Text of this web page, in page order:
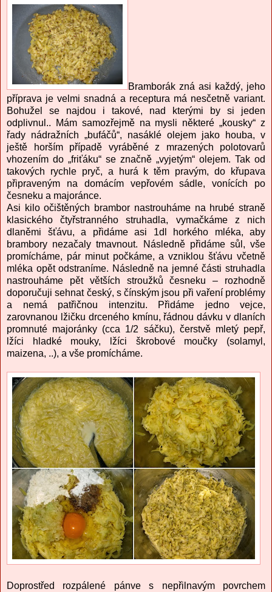
Bramborák zná asi každý, jeho
příprava je velmi snadná a receptura má nesčetně variant.
Bohužel se najdou i takové, nad kterými by si jeden
odplivnul.. Mám samozřejmě na mysli některé „kousky“ z
řady nádražních „bufáčů“, nasáklé olejem jako houba, v
ještě horším případě vyráběné z mrazených polotovarů
vhozením do „friťáku“ se značně „vyjetým“ olejem. Tak od
takových rychle pryč, a hurá k těm pravým, do křupava
připraveným na domácím vepřovém sádle, vonících po
česneku a majoránce.
Asi kilo očištěných brambor nastrouháme na hrubé straně
klasického čtyřstranného struhadla, vymačkáme z nich
dlaněmi šťávu, a přidáme asi 1dl horkého mléka, aby
brambory nezačaly tmavnout. Následně přidáme sůl, vše
promícháme, pár minut počkáme, a vzniklou šťávu včetně
mléka opět odstraníme. Následně na jemné části struhadla
nastrouháme pět větších stroužků česneku – rozhodně
doporučuji sehnat český, s čínským jsou při vaření problémy
a nemá patřičnou intenzitu. Přidáme jedno vejce,
zarovnanou lžičku drceného kmínu, řádnou dávku v dlaních
promnuté majoránky (cca 1/2 sáčku), čerstvě mletý pepř,
lžíci hladké mouky, lžíci škrobové moučky (solamyl,
maizena, ..), a vše promícháme.
Doprostřed rozpálené pánve s nepřilnavým povrchem